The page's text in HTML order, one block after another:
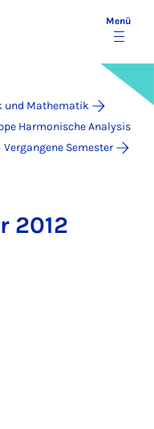
Menü
und Mathematik
Harmonische Analysis
Vergangene Semester
2012